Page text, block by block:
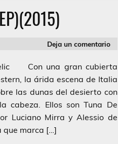
Deja un comentario
Con una gran cubierta
la árida escena de Italia
las dunas del desierto con
cabeza. Ellos son Tuna De
Luciano Mirra y Alessio de
que marca […]